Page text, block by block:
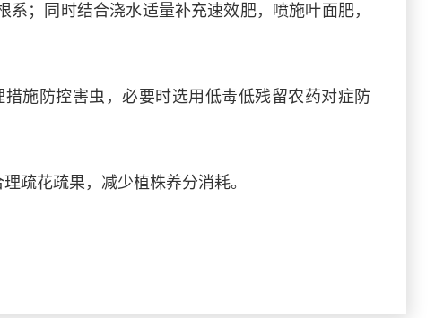
；同时结合浇水适量补充速效肥，喷施叶面肥，
施防控害虫，必要时选用低毒低残留农药对症防
疏花疏果，减少植株养分消耗。